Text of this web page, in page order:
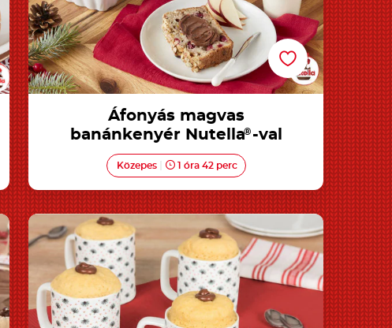
Áfonyás magvas
banánkenyér Nutella® -val
Közepes 1 óra 42 perc
Bögrés sütemény Nutella<sup>®</sup>-val